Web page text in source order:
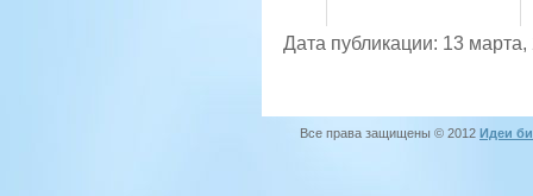
Дата публикации: 13 марта,
Все права защищены © 2012 Идеи